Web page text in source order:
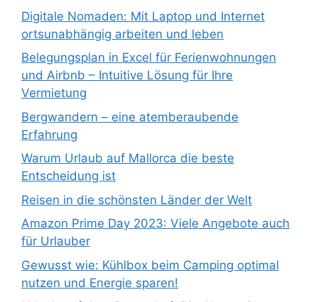
Digitale Nomaden: Mit Laptop und Internet
ortsunabhängig arbeiten und leben
Belegungsplan in Excel für Ferienwohnungen
und Airbnb – Intuitive Lösung für Ihre
Vermietung
Bergwandern – eine atemberaubende
Erfahrung
Warum Urlaub auf Mallorca die beste
Entscheidung ist
Reisen in die schönsten Länder der Welt
Amazon Prime Day 2023: Viele Angebote auch
für Urlauber
Gewusst wie: Kühlbox beim Camping optimal
nutzen und Energie sparen!